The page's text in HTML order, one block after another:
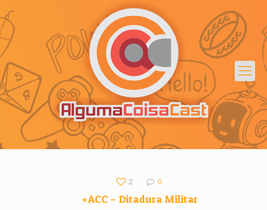
2 0
+ACC – Ditadura Militar